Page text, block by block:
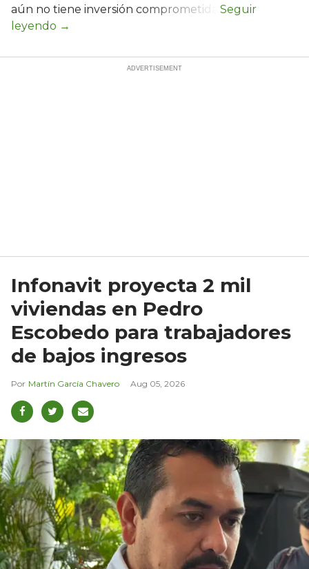
aún no tiene inversión comprometida.
Infonavit proyecta 2 mil
viviendas en Pedro
Escobedo para trabajadores
de bajos ingresos
Martín García Chavero Aug 05, 2026